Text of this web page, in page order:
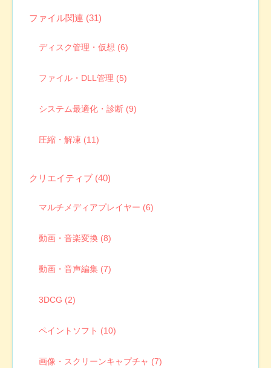
ファイル関連 (31)
ディスク管理・仮想 (6)
ファイル・DLL管理 (5)
システム最適化・診断 (9)
圧縮・解凍 (11)
クリエイティブ (40)
マルチメディアプレイヤー (6)
動画・音楽変換 (8)
動画・音声編集 (7)
3DCG (2)
ペイントソフト (10)
画像・スクリーンキャプチャ (7)